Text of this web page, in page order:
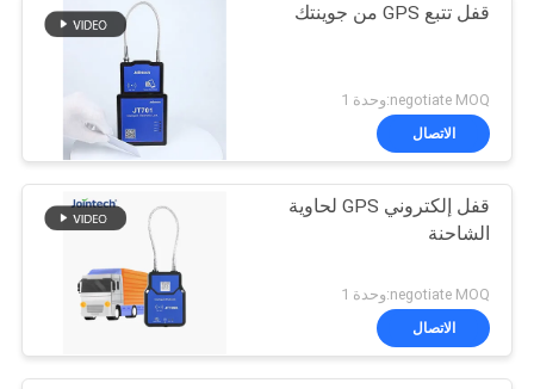
قفل تتبع GPS من جوينتك
negotiate MOQ:وحدة 1
الاتصال
قفل إلكتروني GPS لحاوية
الشاحنة
negotiate MOQ:وحدة 1
الاتصال